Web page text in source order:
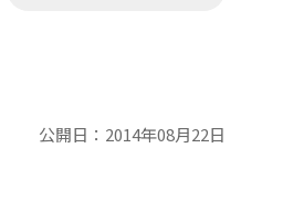
公開日： 2014年08月22日